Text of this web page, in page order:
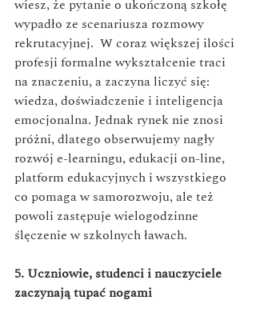
wiesz, że pytanie o ukończoną szkołę
wypadło ze scenariusza rozmowy
rekrutacyjnej.  W coraz większej ilości
profesji formalne wykształcenie traci
na znaczeniu, a zaczyna liczyć się:
wiedza, doświadczenie i inteligencja
emocjonalna. Jednak rynek nie znosi
próżni, dlatego obserwujemy nagły
rozwój e-learningu, edukacji on-line,
platform edukacyjnych i wszystkiego
co pomaga w samorozwoju, ale też
powoli zastępuje wielogodzinne
ślęczenie w szkolnych ławach.
5. Uczniowie, studenci i nauczyciele
zaczynają tupać nogami